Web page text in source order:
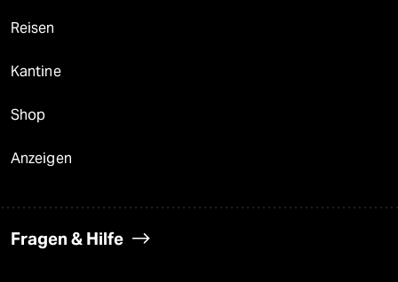
Reisen
Kantine
Shop
Anzeigen
Fragen & Hilfe